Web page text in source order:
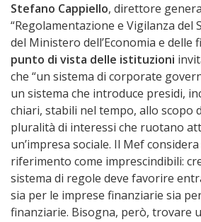
Stefano Cappiello, direttore
“Regolamentazione e Vigilanza del
del Ministero dell’Economia e delle
punto di vista delle istituzioni
che “un sistema di corporate
un sistema che introduce presidi,
chiari, stabili nel tempo, allo scopo
pluralità di interessi che ruotano
un’impresa sociale. Il Mef
riferimento come imprescindibili:
sistema di regole deve favorire
sia per le imprese finanziarie sia
finanziarie. Bisogna, però, trovare